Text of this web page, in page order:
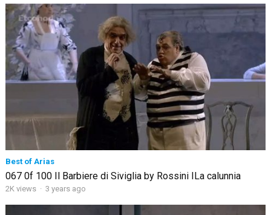
Best of Arias
067 0f 100 Il Barbiere di Siviglia by Rossini ILa calunnia
2K views · 3 years ago